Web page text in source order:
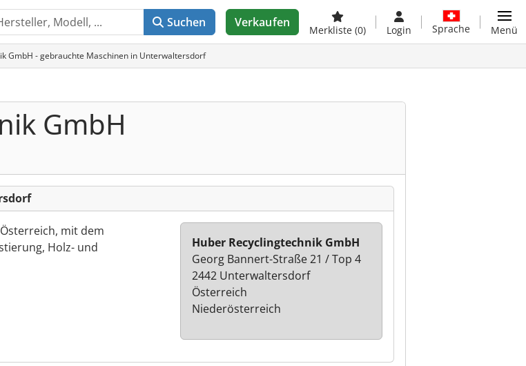
Suchen Verkaufen
Merkliste (0) Login Sprache Menü
GmbH - gebrauchte Maschinen in Unterwaltersdorf
GmbH
mit dem
Holz- und
Huber Recyclingtechnik GmbH
Georg Bannert-Straße 21 / Top 4
2442 Unterwaltersdorf
Österreich
Niederösterreich